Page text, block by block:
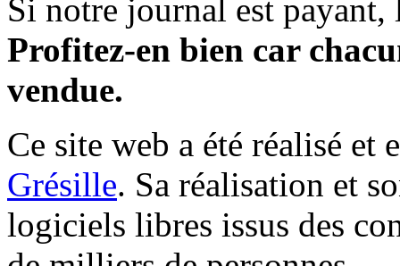
Si notre journal est payant,
Profitez-en bien car
vendue.
Ce site web a été réalisé et
Grésille. Sa réalisation et
logiciels libres issus des